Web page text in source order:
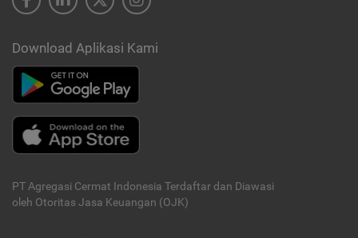
Download Aplikasi Kami
PT Agregasi Cermat Indonesia Terdaftar dan Diawasi
oleh Otoritas Jasa Keuangan (OJK)